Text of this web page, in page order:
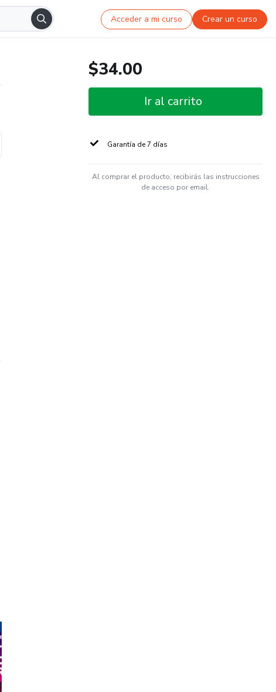
Acceder a mi curso Crear un curso
$34.00
Ir al carrito
Garantía de 7 días
Al comprar el producto, recibirás las instrucciones
de acceso por email.